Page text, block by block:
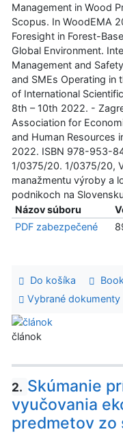
Management in Wood
Scopus. In WoodEMA
Foresight in Forest-
Global Environment.
Management and
and SMEs Operating in
of International
8th – 10th 2022. -
Association for
and Human Resources
2022. ISBN 978-953-
1/0375/20. 1/0375/20,
manažmentu výroby a
podnikoch na
Názov súboru
PDF zabezpečené
Do košíka
Vybrané dokumenty
článok
2. Skúmanie
vyučovania
predmetov